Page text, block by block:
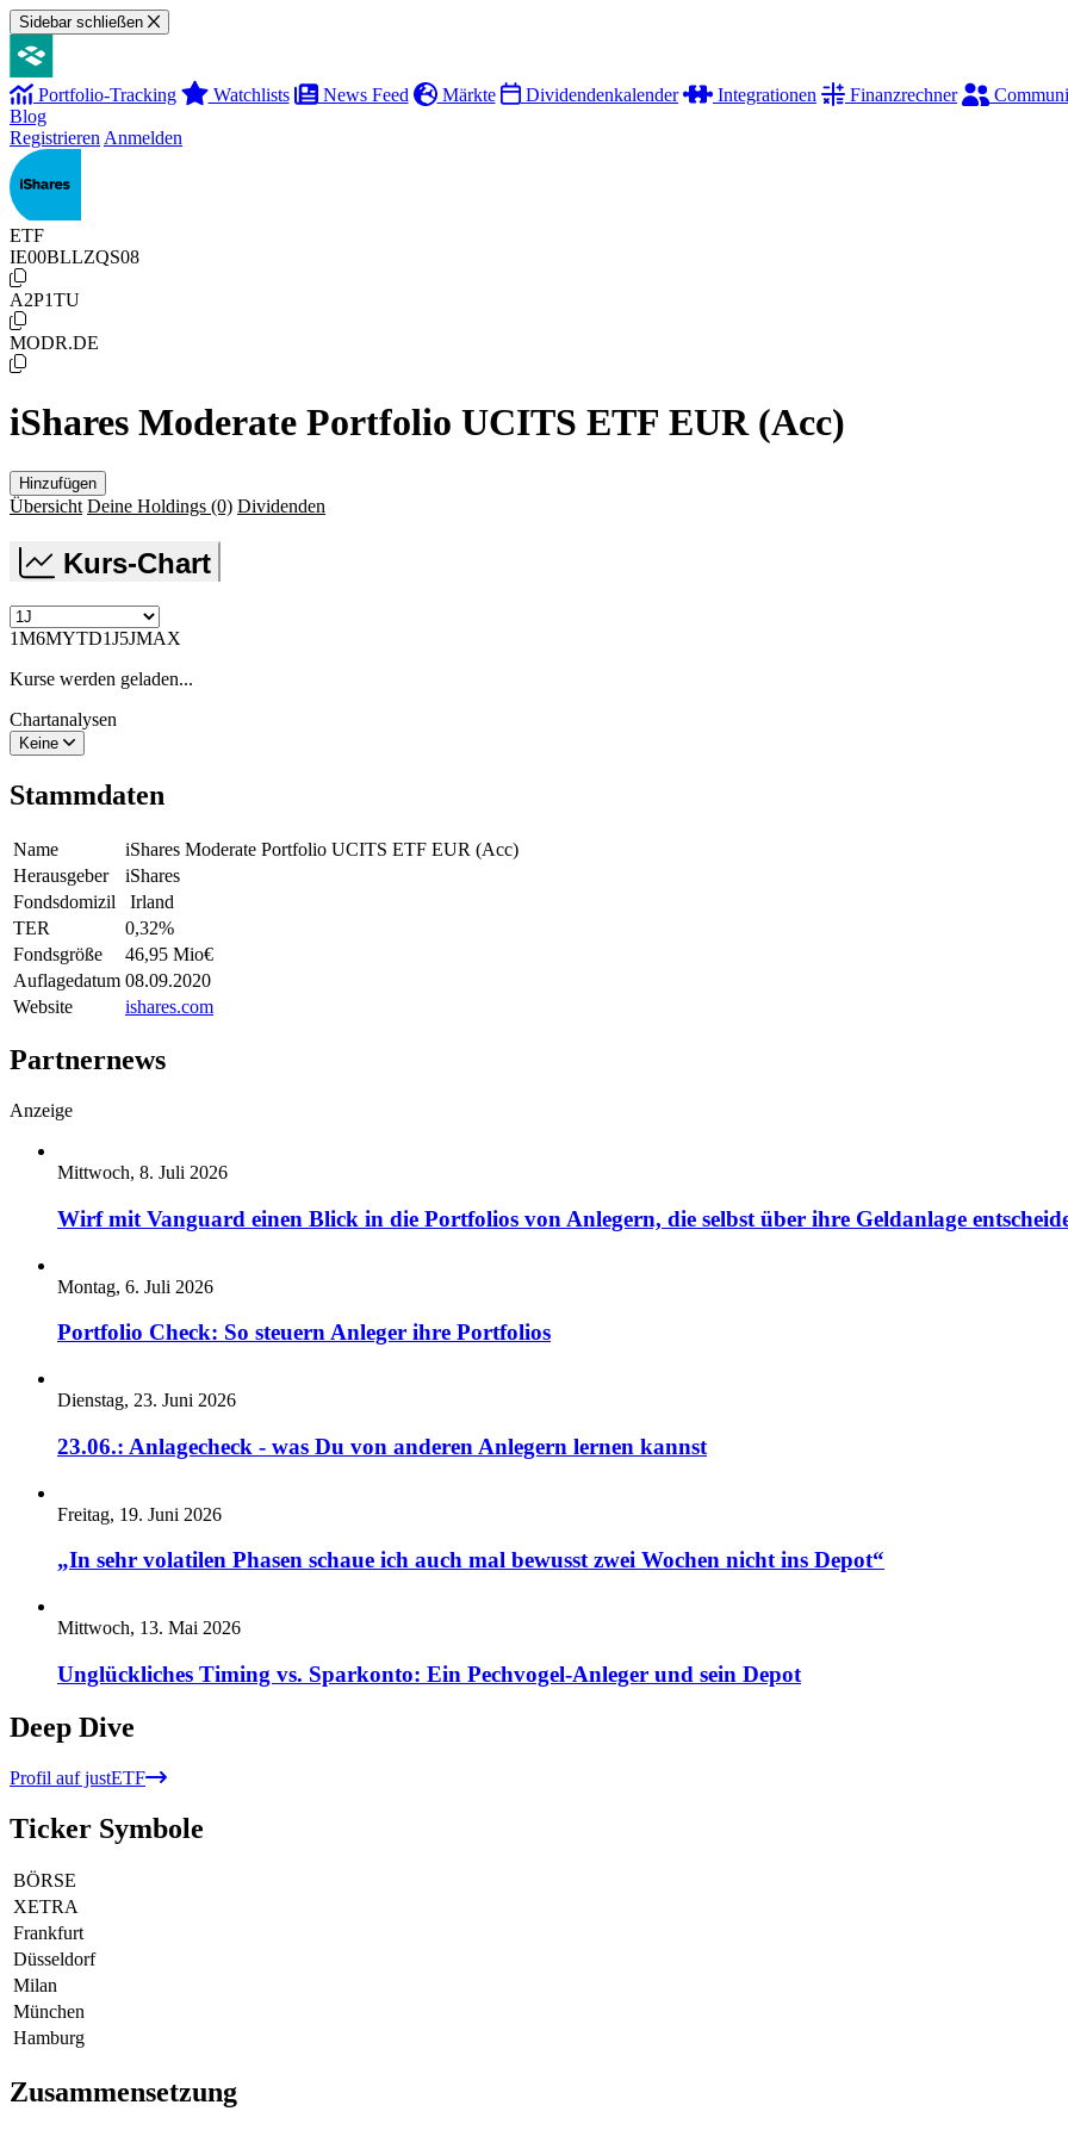
Sidebar schließen
Portfolio-Tracking Watchlists News Feed Märkte Dividendenkalender Integrationen Finanzrechner
Blog
Registrieren Anmelden
ETF
IE00BLLZQS08
A2P1TU
MODR.DE
iShares Moderate Portfolio UCITS ETF EUR (Acc)
Hinzufügen
Übersicht Deine Holdings (0) Dividenden
Kurs-Chart
1M6MYTD1J5JMAX
Kurse werden geladen...
Chartanalysen
Keine
Stammdaten
Name
iShares Moderate Portfolio UCITS ETF EUR (Acc)
Herausgeber
iShares
Fondsdomizil
Irland
TER
0,32%
Fondsgröße
46,95 Mio€
Auflagedatum 08.09.2020
Website
ishares.com
Partnernews
Anzeige
Mittwoch, 8. Juli 2026
Wirf mit Vanguard einen Blick in die Portfolios von Anlegern, die selbst über ihre Geldanlage
Montag, 6. Juli 2026
Portfolio Check: So steuern Anleger ihre Portfolios
Dienstag, 23. Juni 2026
23.06.: Anlagecheck - was Du von anderen Anlegern lernen kannst
Freitag, 19. Juni 2026
„In sehr volatilen Phasen schaue ich auch mal bewusst zwei Wochen nicht ins Depot“
Mittwoch, 13. Mai 2026
Unglückliches Timing vs. Sparkonto: Ein Pechvogel-Anleger und sein Depot
Deep Dive
Profil auf justETF
Ticker Symbole
BÖRSE
XETRA
Frankfurt
Düsseldorf
Milan
München
Hamburg
Zusammensetzung